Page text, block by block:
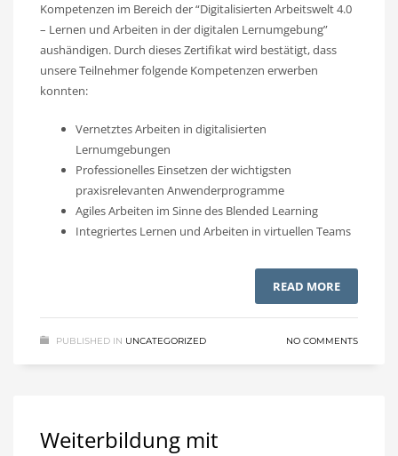
Kompetenzen im Bereich der “Digitalisierten Arbeitswelt 4.0
– Lernen und Arbeiten in der digitalen Lernumgebung”
aushändigen. Durch dieses Zertifikat wird bestätigt, dass
unsere Teilnehmer folgende Kompetenzen erwerben
konnten:
Vernetztes Arbeiten in digitalisierten
Lernumgebungen
Professionelles Einsetzen der wichtigsten
praxisrelevanten Anwenderprogramme
Agiles Arbeiten im Sinne des Blended Learning
Integriertes Lernen und Arbeiten in virtuellen Teams
READ MORE
PUBLISHED IN UNCATEGORIZED NO COMMENTS
Weiterbildung mit